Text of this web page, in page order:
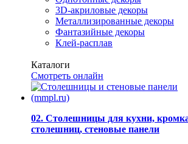
3D-акриловые декоры
Металлизированные декоры
Фантазийные декоры
Клей-расплав
Каталоги
Смотреть онлайн
02. Столешницы для кухни,
столешниц, стеновые панели